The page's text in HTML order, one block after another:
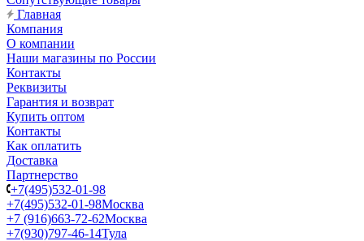
Главная
Компания
О компании
Наши магазины по России
Контакты
Реквизиты
Гарантия и возврат
Купить оптом
Контакты
Как оплатить
Доставка
Партнерство
+7(495)532-01-98
+7(495)532-01-98Москва
+7 (916)663-72-62Москва
+7(930)797-46-14Тула